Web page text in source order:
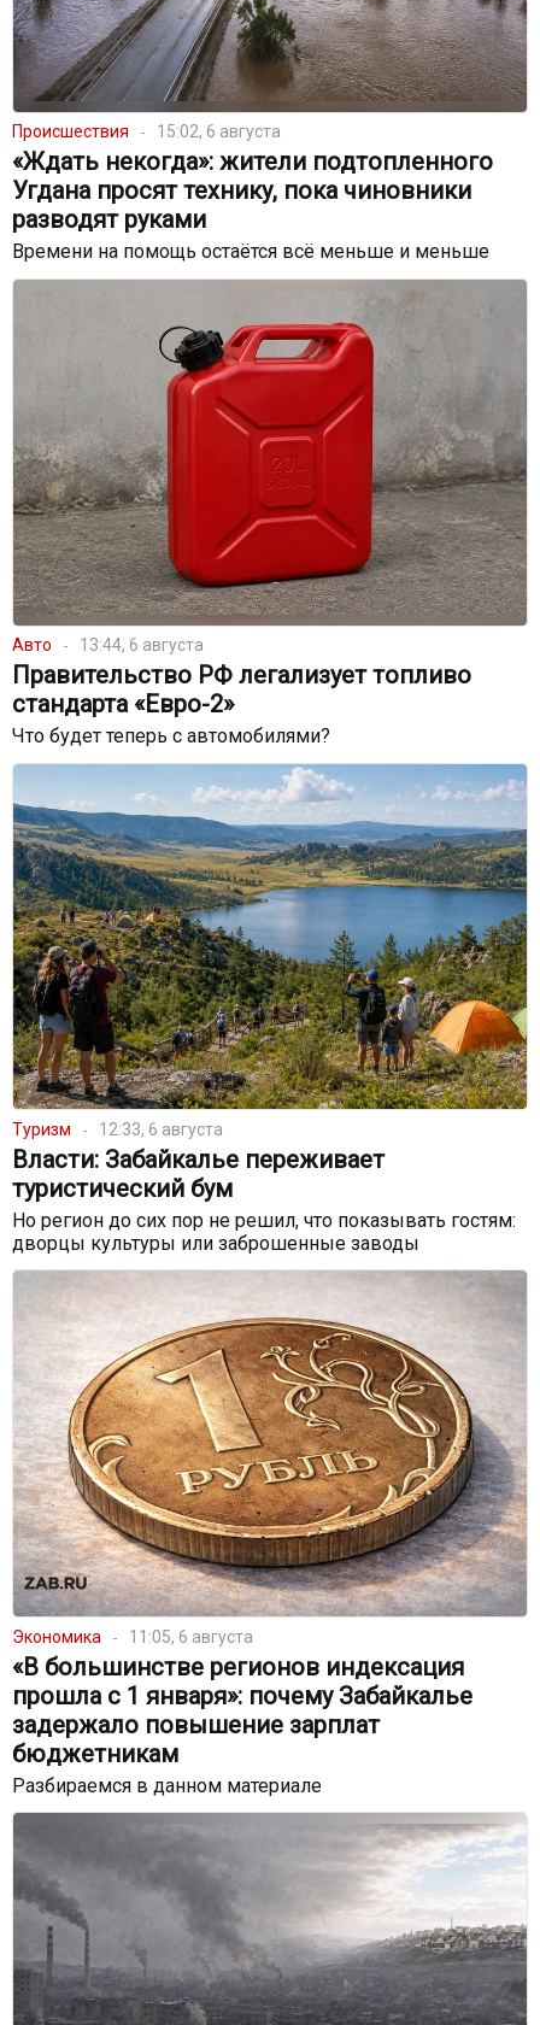
Происшествия 15:02, 6 августа
«Ждать некогда»: жители подтопленного
Угдана просят технику, пока чиновники
разводят руками
Времени на помощь остаётся всё меньше и меньше
Авто 13:44, 6 августа
Правительство РФ легализует топливо
стандарта «Евро-2»
Что будет теперь с автомобилями?
Туризм 12:33, 6 августа
Власти: Забайкалье переживает
туристический бум
Но регион до сих пор не решил, что показывать гостям:
дворцы культуры или заброшенные заводы
Экономика 11:05, 6 августа
«В большинстве регионов индексация
прошла с 1 января»: почему Забайкалье
задержало повышение зарплат
бюджетникам
Разбираемся в данном материале